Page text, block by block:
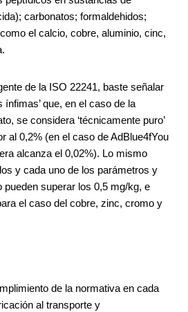
carbonatos; formaldehidos;
el calcio, cobre, aluminio, cinc,
de la ISO 22241, baste señalar
ínfimas’ que, en el caso de la
se considera ‘técnicamente puro’
al 0,2% (en el caso de AdBlue4fYou
alcanza el 0,02%). Lo mismo
y cada uno de los parámetros y
pueden superar los 0,5 mg/kg, e
el caso del cobre, zinc, cromo y
de la normativa en cada
al transporte y